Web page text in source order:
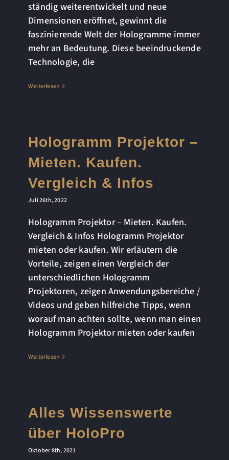
ständig weiterentwickelt und neue
Dimensionen eröffnet, gewinnt die
faszinierende Welt der Hologramme immer
mehr an Bedeutung. Diese beeindruckende
Technologie, die
Weiterlesen
Hologramm Projektor –
Mieten. Kaufen.
Vergleich & Infos
Juli 26th, 2022
Hologramm Projektor – Mieten. Kaufen.
Vergleich & Infos Hologramm Projektor
mieten oder kaufen. Wir erläutern die
Vorteile, zeigen einen Vergleich der
unterschiedlichen Hologramm
Projektoren, zeigen Anwendungsbereiche /
Videos und geben hilfreiche Tipps, wenn
worauf man achten sollte, wenn man einen
Hologramm Projektor mieten oder kaufen
Weiterlesen
Alles Wissenswerte
über HoloPro
Oktober 8th, 2021